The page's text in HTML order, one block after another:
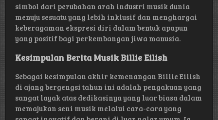
simbol dari perubahan arah industri musik dunia
menuju sesuatu yang lebih inklusif dan menghargai
keberagaman ekspresi diri dalam bentuk apapun
yang positif bagi perkembangan jiwa manusia.
Kesimpulan Berita Musik Billie Eilish
Sebagai kesimpulan akhir kemenangan Billie Eilish
di ajang bergengsi tahun ini adalah pengakuan yang
sangat layak atas dedikasinya yang luar biasa dalam
memajukan seni musik melalui cara-cara yang